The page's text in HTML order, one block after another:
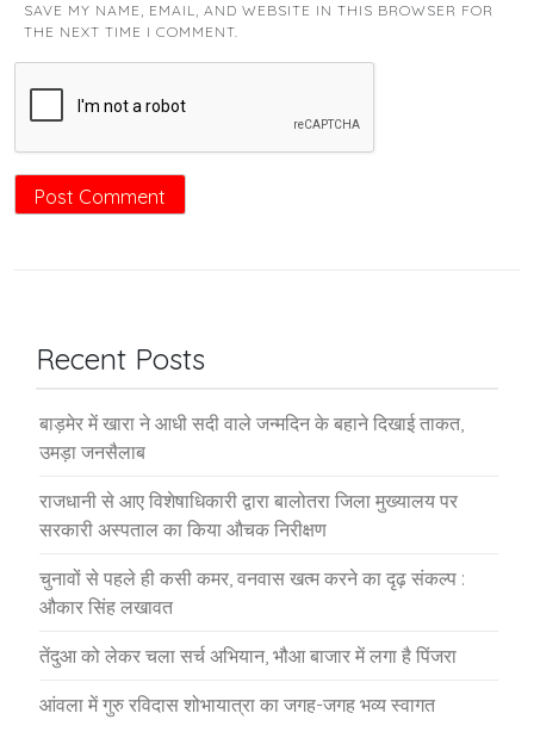
SAVE MY NAME, EMAIL, AND WEBSITE IN THIS BROWSER FOR
THE NEXT TIME I COMMENT.
Recent Posts
बाड़मेर में खारा ने आधी सदी वाले जन्मदिन के बहाने दिखाई ताकत,
उमड़ा जनसैलाब
राजधानी से आए विशेषाधिकारी द्वारा बालोतरा जिला मुख्यालय पर
सरकारी अस्पताल का किया औचक निरीक्षण
चुनावों से पहले ही कसी कमर, वनवास खत्म करने का दृढ़ संकल्प :
औकार सिंह लखावत
तेंदुआ को लेकर चला सर्च अभियान, भौआ बाजार में लगा है पिंजरा
आंवला में गुरु रविदास शोभायात्रा का जगह-जगह भव्य स्वागत